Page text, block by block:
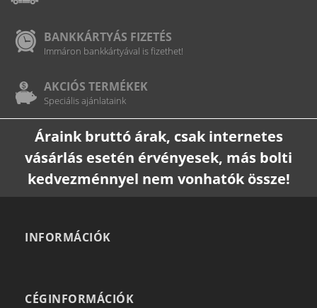
BANKKÁRTYÁS FIZETÉS
Immáron bankkártyával is fizethet!
AKCIÓS TERMÉKEK
Speciális ajánlataink
Áraink bruttó árak, csak internetes
vásárlás esetén érvényesek, más bolti
kedvezménnyel nem vonhatók össze!
INFORMÁCIÓK
CÉGINFORMÁCIÓK